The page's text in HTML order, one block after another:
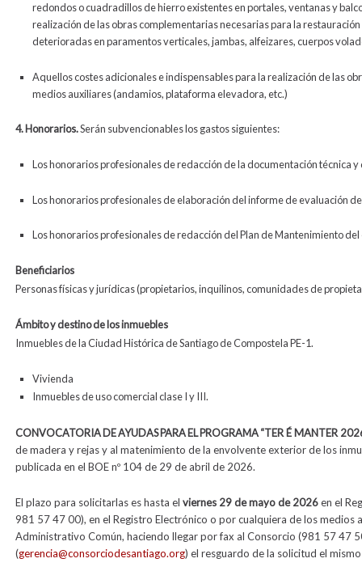
redondos o cuadradillos de hierro existentes en portales, ventanas y
realización de las obras complementarias necesarias para la
deterioradas en paramentos verticales, jambas, alfeizares, cuerpos
Aquellos costes adicionales e indispensables para la realización de las
medios auxiliares (andamios, plataforma elevadora, etc.)
4.Honorarios.Serán subvencionables los gastos siguientes:
Los honorarios profesionales de redacción de la documentación técnica
Los honorarios profesionales de elaboración del informe de evaluación
Los honorarios profesionales de redacción del Plan de Mantenimiento
Beneficiarios
Personas físicas y jurídicas (propietarios, inquilinos, comunidades de
Ámbito y destino de los inmuebles
Inmuebles de la Ciudad Histórica de Santiago de Compostela PE-1.
Vivienda
Inmuebles de uso comercial clase I y III.
CONVOCATORIA DE AYUDAS PARA EL PROGRAMA“TER É MANTER
de madera y rejas y al matenimiento de la envolvente exterior de los
publicada en el BOE nº 104 de 29 de abril de 2026.
El plazo para solicitarlas es hasta el viernes 29 de mayo de 2026en el
981 57 47 00), en el Registro Electrónico o por cualquiera de los medios
Administrativo Común, haciendo llegar por fax al Consorcio (981 57 47
(gerencia@consorciodesantiago.org) el resguardo de la solicitud el